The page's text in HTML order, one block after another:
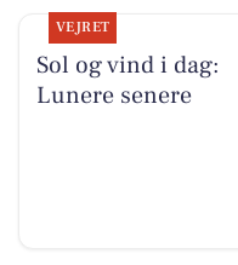
VEJRET
Sol og vind i dag:
Lunere senere